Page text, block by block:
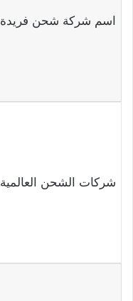
اسم شركة شحن فريدة
شركات الشحن العالمية